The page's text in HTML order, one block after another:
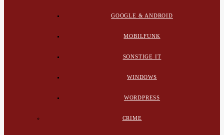
GOOGLE & ANDROID
MOBILFUNK
SONSTIGE IT
WINDOWS
WORDPRESS
CRIME